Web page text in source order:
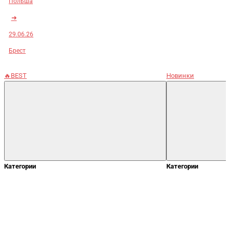
➜
29.06.26
Брест
🔥BEST
Категории
Новинки
Категории